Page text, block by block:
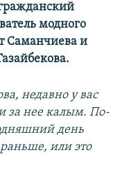
модного
Саманчиева и
недавно у вас
за нее калым. По-
день
или это